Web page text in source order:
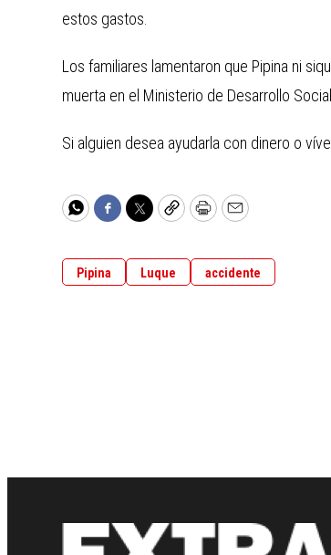
estos gastos.
Los familiares lamentaron que Pipina ni
muerta en el Ministerio de Desarrollo Social.
Si alguien desea ayudarla con dinero o
WhatsApp
Facebook
TwitterCopyPrintEmail
Pipina Luque accidente